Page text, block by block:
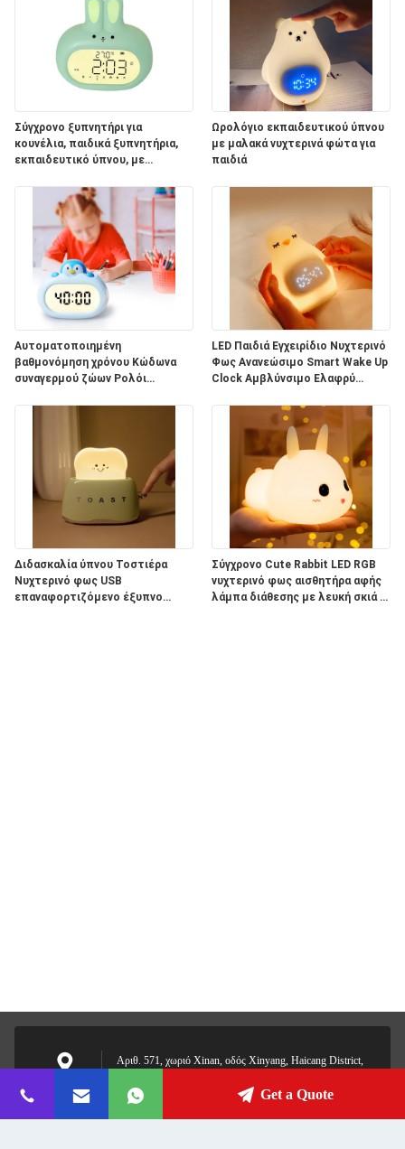
Σύγχρονο ξυπνητήρι για
κουνέλια, παιδικά ξυπνητήρια,
εκπαιδευτικό ύπνου, με
μηχάνημα και αστείο.
Ωρολόγιο εκπαιδευτικού ύπνου
με μαλακά νυχτερινά φώτα για
παιδιά
Αυτοματοποιημένη
βαθμονόμηση χρόνου Κώδωνα
συναγερμού ζώων Ρολόι
LED Παιδιά Εγχειρίδιο Νυχτερινό
Φως Ανανεώσιμο Smart Wake Up
Clock Αμβλύνσιμο Ελαφρύ
Διδασκαλία ύπνου Τοστιέρα
Νυχτερινό φως USB
επαναφορτιζόμενο έξυπνο
Σύγχρονο Cute Rabbit LED RGB
νυχτερινό φως αισθητήρα αφής
λάμπα διάθεσης με λευκή σκιά ή
Αριθ. 571, χωριό Xinan, οδός Xinyang, Haicang District,
Get a Quote